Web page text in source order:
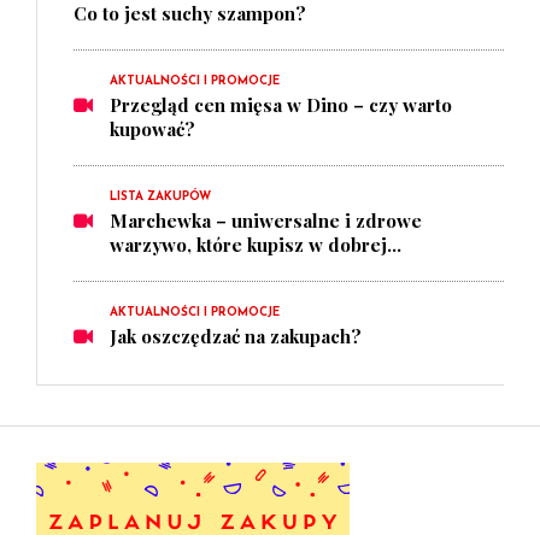
Co to jest suchy szampon?
AKTUALNOŚCI I PROMOCJE
Przegląd cen mięsa w Dino – czy warto
kupować?
LISTA ZAKUPÓW
Marchewka – uniwersalne i zdrowe
warzywo, które kupisz w dobrej...
AKTUALNOŚCI I PROMOCJE
Jak oszczędzać na zakupach?